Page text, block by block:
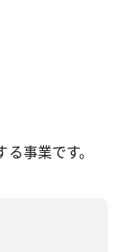
る事業です。